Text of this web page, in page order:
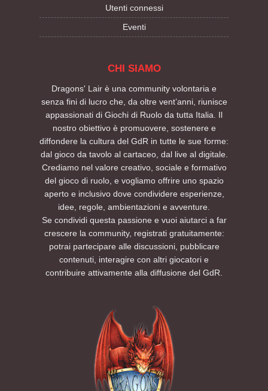
Utenti connessi
Eventi
CHI SIAMO
Dragons' Lair è una community volontaria e
senza fini di lucro che, da oltre vent’anni, riunisce
appassionati di Giochi di Ruolo da tutta Italia. Il
nostro obiettivo è promuovere, sostenere e
diffondere la cultura del GdR in tutte le sue forme:
dal gioco da tavolo al cartaceo, dal live al digitale.
Crediamo nel valore creativo, sociale e formativo
del gioco di ruolo, e vogliamo offrire uno spazio
aperto e inclusivo dove condividere esperienze,
idee, regole, ambientazioni e avventure.
Se condividi questa passione e vuoi aiutarci a far
crescere la community, registrati gratuitamente:
potrai partecipare alle discussioni, pubblicare
contenuti, interagire con altri giocatori e
contribuire attivamente alla diffusione del GdR.